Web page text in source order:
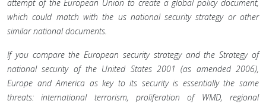
attempt of the European Union to create a global policy document,
which could match with the us national security strategy or other
similar national documents.
If you compare the European security strategy and the Strategy of
national security of the United States 2001 (as amended 2006),
Europe and America as key to its security is essentially the same
threats: international terrorism, proliferation of WMD, regional